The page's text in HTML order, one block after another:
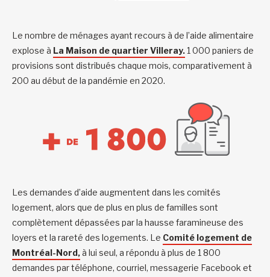
Le nombre de ménages ayant recours à de l’aide alimentaire
explose à La Maison de quartier Villeray.1 000 paniers de
provisions sont distribués chaque mois, comparativement à
200 au début de la pandémie en 2020.
Les demandes d’aide augmentent dans les comités
logement, alors que de plus en plus de familles sont
complètement dépassées par la hausse faramineuse des
loyers et la rareté des logements. Le Comité logement de
Montréal-Nord,à lui seul, a répondu à plus de 1 800
demandes par téléphone, courriel, messagerie Facebook et